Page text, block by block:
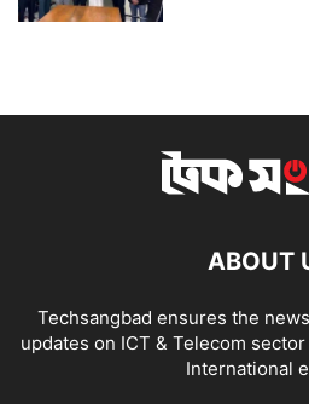
ABOUT
Techsangbad ensures the
updates on ICT & Telecom
International